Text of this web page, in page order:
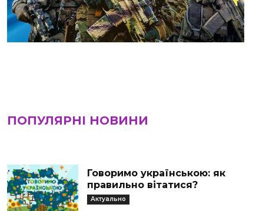
ПОПУЛЯРНІ НОВИНИ
Говоримо українською: як
правильно вітатися?
Актуально